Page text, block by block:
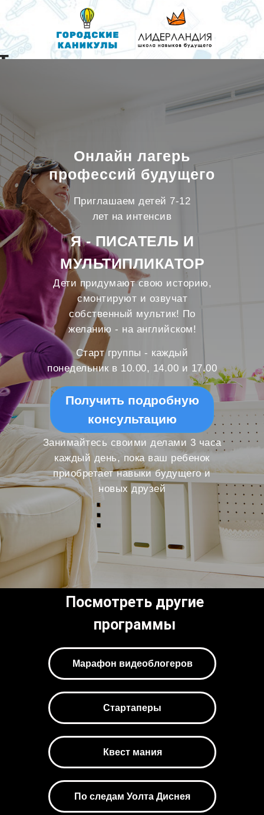
Онлайн лагерь
профессий будущего
Приглашаем детей 7-12
лет на интенсив
Получить подробную
консультацию
Я - ПИСАТЕЛЬ И
МУЛЬТИПЛИКАТОР
Старт группы - каждый
понедельник в 10.00, 14.00 и 17.00
Занимайтесь своими делами 3 часа
каждый день, пока ваш ребенок
приобретает навыки будущего и
новых друзей
Дети придумают свою историю,
смонтируют и озвучат
собственный мультик! По
желанию - на английском!
Посмотреть другие
программы
Марафон видеоблогеров
Стартаперы
Квест мания
По следам Уолта Диснея